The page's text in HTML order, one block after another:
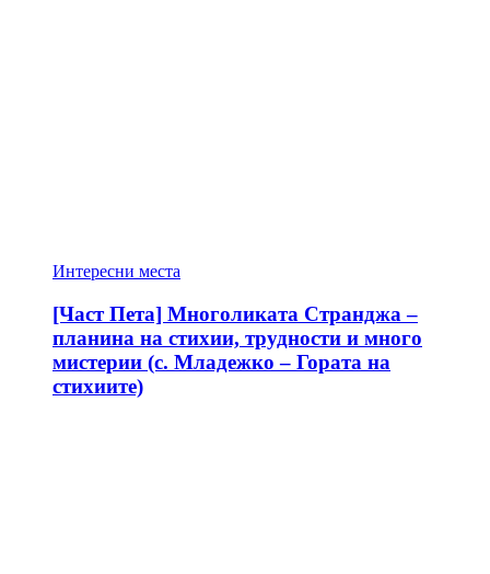
Интересни места
[Част Пета] Многоликата Странджа –
планина на стихии, трудности и много
мистерии (с. Младежко – Гората на
стихиите)